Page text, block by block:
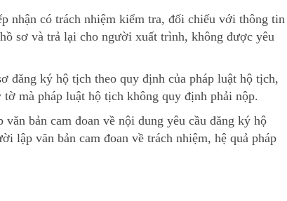
có trách nhiệm kiểm tra, đối chiếu với thông tin
sơ và trả lại cho người xuất trình, không được yêu
đăng ký hộ tịch theo quy định của pháp luật hộ tịch,
mà pháp luật hộ tịch không quy định phải nộp.
bản cam đoan về nội dung yêu cầu đăng ký hộ
lập văn bản cam đoan về trách nhiệm, hệ quả pháp